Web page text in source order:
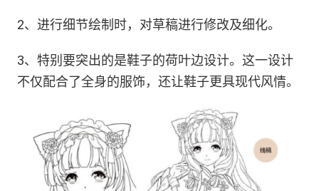
2、进行细节绘制时，对草稿进行修改及细化。
3、特别要突出的是鞋子的荷叶边设计。这一设计
不仅配合了全身的服饰，还让鞋子更具现代风情。